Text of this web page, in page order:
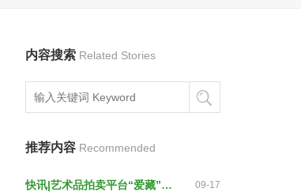
内容搜索 Related Stories
推荐内容 Recommended
快讯|艺术品拍卖平台“爱藏”获千万级天使轮融资，投资方为上海心霖与盘古创业 09-17